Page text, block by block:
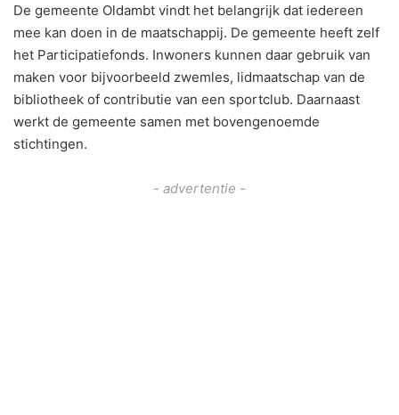
De gemeente Oldambt vindt het belangrijk dat iedereen
mee kan doen in de maatschappij. De gemeente heeft zelf
het Participatiefonds. Inwoners kunnen daar gebruik van
maken voor bijvoorbeeld zwemles, lidmaatschap van de
bibliotheek of contributie van een sportclub. Daarnaast
werkt de gemeente samen met bovengenoemde
stichtingen.
- advertentie -